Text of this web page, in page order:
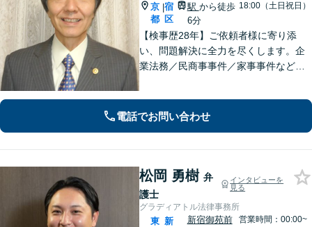
京
都
|宿
区
駅 から徒歩
6分
18:00（土日祝日）
【検事歴28年】ご依頼者様に寄り添
い、問題解決に全力を尽くします。企
業法務／民商事事件／家事事件など、
見てきた体験がフルに生かせる分野と
電話でお問い合わせ
松岡 勇樹 弁
護士
インタビューを
見る
グラディアトル法律事務所
東 新
新宿御苑前
営業時間：00:00~